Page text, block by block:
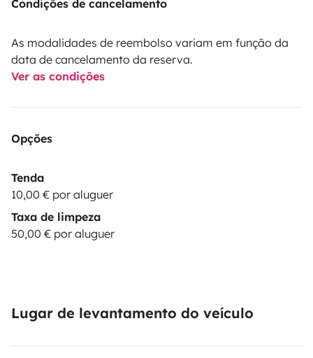
Condições de cancelamento
As modalidades de reembolso variam em função da
data de cancelamento da reserva.
Ver as condições
Opções
Tenda
10,00 € por aluguer
Taxa de limpeza
50,00 € por aluguer
Lugar de levantamento do veículo